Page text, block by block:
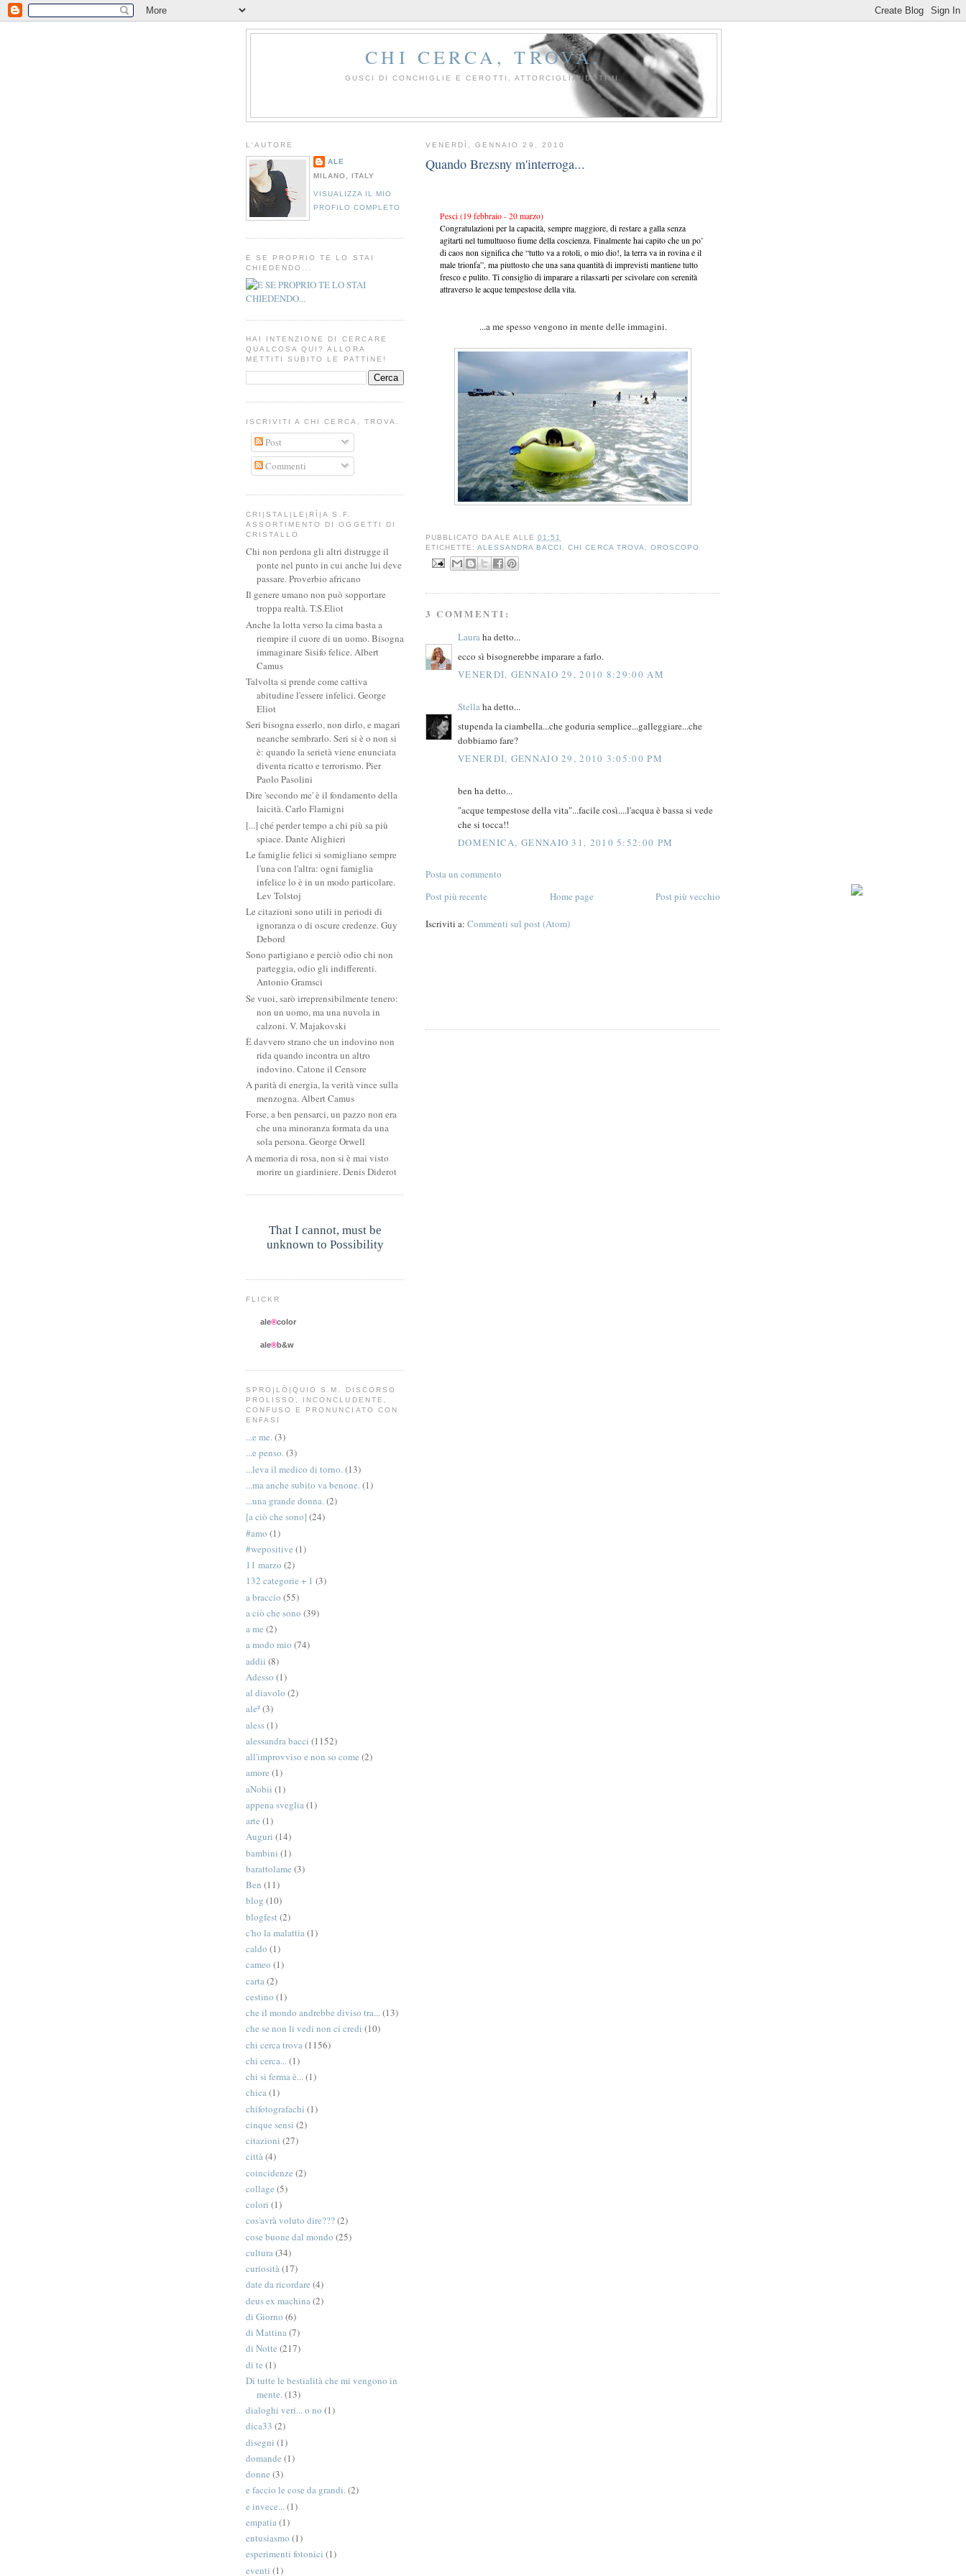
CHI CERCA, TROVA.
GUSCI DI CONCHIGLIE E CEROTTI. ATTORCIGLIANDOTIMI.
VENERDÌ, GENNAIO 29, 2010
Quando Brezsny m'interroga...
Pesci (19 febbraio - 20 marzo)
Congratulazioni per la capacità, sempre maggiore, di restare a galla senza
agitarti nel tumultuoso fiume della coscienza. Finalmente hai capito che un po’
di caos non significa che “tutto va a rotoli, o mio dio!, la terra va in rovina e il
male trionfa”, ma piuttosto che una sana quantità di imprevisti mantiene tutto
fresco e pulito. Ti consiglio di imparare a rilassarti per scivolare con serenità
attraverso le acque tempestose della vita.
...a me spesso vengono in mente delle immagini.
PUBBLICATO DAALE ALLE01:51
ETICHETTE:ALESSANDRA BACCI ,CHI CERCA TROVA OROSCOPO
3 COMMENTI:
Lauraha detto...
ecco sì bisognerebbe imparare a farlo.
VENERDÌ, GENNAIO 29, 2010 8:29:00 AM
Stellaha detto...
stupenda la ciambella...che goduria semplice...galleggiare...che
dobbiamo fare?
VENERDÌ, GENNAIO 29, 2010 3:05:00 PM
ben ha detto...
"acque tempestose della vita"...facile così....l'acqua è bassa si vede
che si tocca!!
DOMENICA, GENNAIO 31, 2010 5:52:00 PM
Posta un commento
Post più recente
Post più vecchio
Home page
Iscriviti a: Commenti sul post (Atom)
L'AUTORE
ALE
MILANO, ITALY
VISUALIZZA IL MIO
PROFILO COMPLETO
E SE PROPRIO TE LO STAI
CHIEDENDO...
HAI INTENZIONE DI CERCARE
QUALCOSA QUI? ALLORA
METTITI SUBITO LE PATTINE!
ISCRIVITI A CHI CERCA, TROVA.
Post
Commenti
CRI|STAL|LE|RÌ|A S.F.
ASSORTIMENTO DI OGGETTI DI
CRISTALLO
Chi non perdona gli altri distrugge il
ponte nel punto in cui anche lui deve
passare. Proverbio africano
Il genere umano non può sopportare
troppa realtà. T.S.Eliot
Anche la lotta verso la cima basta a
riempire il cuore di un uomo. Bisogna
immaginare Sisifo felice. Albert
Camus
Talvolta si prende come cattiva
abitudine l'essere infelici. George
Eliot
Seri bisogna esserlo, non dirlo, e magari
neanche sembrarlo. Seri si è o non si
è: quando la serietà viene enunciata
diventa ricatto e terrorismo. Pier
Paolo Pasolini
Dire 'secondo me' è il fondamento della
laicità. Carlo Flamigni
[...] ché perder tempo a chi più sa più
spiace. Dante Alighieri
Le famiglie felici si somigliano sempre
l'una con l'altra: ogni famiglia
infelice lo è in un modo particolare.
Lev Tolstoj
Le citazioni sono utili in periodi di
ignoranza o di oscure credenze. Guy
Debord
Sono partigiano e perciò odio chi non
parteggia, odio gli indifferenti.
Antonio Gramsci
Se vuoi, sarò irreprensibilmente tenero:
non un uomo, ma una nuvola in
calzoni. V. Majakovski
È davvero strano che un indovino non
rida quando incontra un altro
indovino. Catone il Censore
A parità di energia, la verità vince sulla
menzogna. Albert Camus
Forse, a ben pensarci, un pazzo non era
che una minoranza formata da una
sola persona. George Orwell
A memoria di rosa, non si è mai visto
morire un giardiniere. Denis Diderot
That I cannot, must be
unknown to Possibility
FLICKR
ale®color
ale®b&w
SPRO|LÒ|QUIO S.M. DISCORSO
PROLISSO, INCONCLUDENTE,
CONFUSO E PRONUNCIATO CON
ENFASI
...e me.(3)
...e penso.(3)
...leva il medico di torno.(13)
...ma anche subito va benone.(1)
...una grande donna.(2)
[a ciò che sono] (24)
#amo (1)
#wepositive (1)
11 marzo (2)
132 categorie + 1 (3)
a braccio (55)
a ciò che sono (39)
a me (2)
a modo mio (74)
addii (8)
Adesso (1)
al diavolo (2)
ale²(3)
aless(1)
alessandra bacci (1152)
all'improvviso e non so come (2)
amore (1)
aNobii (1)
appena sveglia(1)
arte (1)
Auguri (14)
bambini (1)
barattolame (3)
Ben (11)
blog (10)
blogfest (2)
c'ho la malattia(1)
caldo (1)
cameo (1)
carta(2)
cestino (1)
che il mondo andrebbe diviso tra...(13)
che se non li vedi non ci credi (10)
chi cerca trova(1156)
chi cerca...(1)
chi si ferma è...(1)
chica(1)
chifotografachi (1)
cinque sensi (2)
citazioni (27)
città(4)
coincidenze (2)
collage (5)
colori (1)
cos'avrà voluto dire???(2)
cose buone dal mondo (25)
cultura(34)
curiosità(17)
date da ricordare (4)
deus ex machina(2)
di Giorno (6)
di Mattina(7)
di Notte (217)
di te (1)
Di tutte le bestialità che mi vengono in
mente.(13)
dialoghi veri... o no (1)
dica33 (2)
disegni (1)
domande (1)
donne (3)
e faccio le cose da grandi.(2)
e invece...(1)
empatia(1)
entusiasmo (1)
esperimenti fotonici (1)
eventi (1)